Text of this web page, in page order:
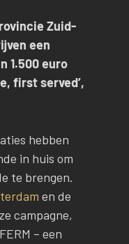
Zuid-
een
1.500 euro
first served’,
hebben
in huis om
te brengen.
en de
campagne,
– een